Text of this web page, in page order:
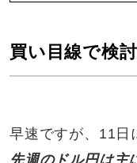
買い目線で検
早速ですが、11日
先週のドル円は主